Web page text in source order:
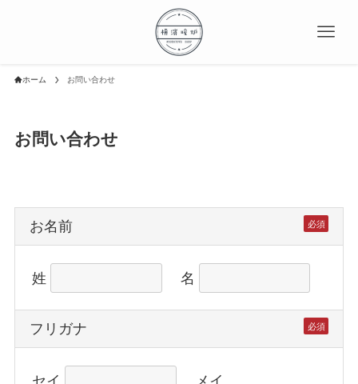
ホーム お問い合わせ
お問い合わせ
お名前 必須
姓 名
フリガナ 必須
セイ メイ